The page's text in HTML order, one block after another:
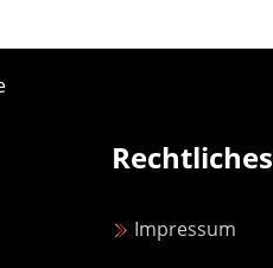
Rechtliches
Impressum